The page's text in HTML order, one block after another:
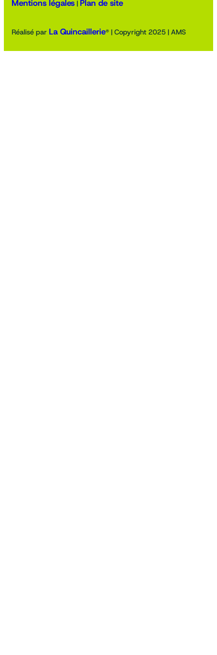
Mentions légales | Plan de site
Réalisé par La Quincaillerie® | Copyright 2025 | AMS